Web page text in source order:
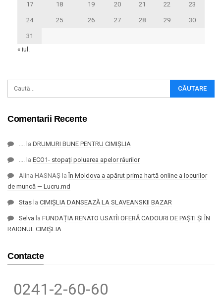
17 18 19 20 21 22 23
24 25 26 27 28 29 30
31
« iul.
Comentarii Recente
.... la DRUMURI BUNE PENTRU CIMIȘLIA
.... la ECO1- stopați poluarea apelor râurilor
Alina HASNAȘ la În Moldova a apărut prima hartă online a locurilor
de muncă — Lucru.md
Stas la CIMIȘLIA DANSEAZĂ LA SLAVEANSKII BAZAR
Selva la FUNDAȚIA RENATO USATÎI OFERĂ CADOURI DE PAȘTI ȘI ÎN
RAIONUL CIMIȘLIA
Contacte
0241-2-60-60